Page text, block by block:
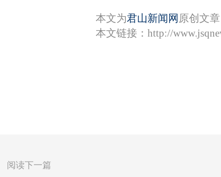
本文为君山新闻网 原创文
本文链接： http://
阅读下一篇